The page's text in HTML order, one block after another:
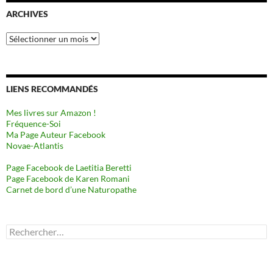
ARCHIVES
Archives
LIENS RECOMMANDÉS
Mes livres sur Amazon !
Fréquence-Soi
Ma Page Auteur Facebook
Novae-Atlantis
Page Facebook de Laetitia Beretti
Page Facebook de Karen Romani
Carnet de bord d’une Naturopathe
Rechercher :